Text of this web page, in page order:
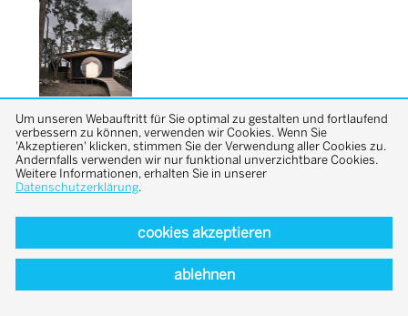
back to top
Um unseren Webauftritt für Sie optimal zu gestalten und fortlaufend
verbessern zu können, verwenden wir Cookies. Wenn Sie
'Akzeptieren' klicken, stimmen Sie der Verwendung aller Cookies zu.
Andernfalls verwenden wir nur funktional unverzichtbare Cookies.
Weitere Informationen, erhalten Sie in unserer
Datenschutzerklärung.
cookies akzeptieren
ablehnen